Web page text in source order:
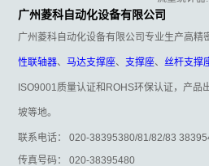
广州菱科自动化设备有限公司
广州菱科自动化设备有限公司专业生产高精
性联轴器、马达支撑座、 支撑座、 丝杆支撑
ISO9001质量认证和ROHS环保认证，产品
坡等地。
联系电话： 020-38395380/81/82/83
传真号码： 020-38395480